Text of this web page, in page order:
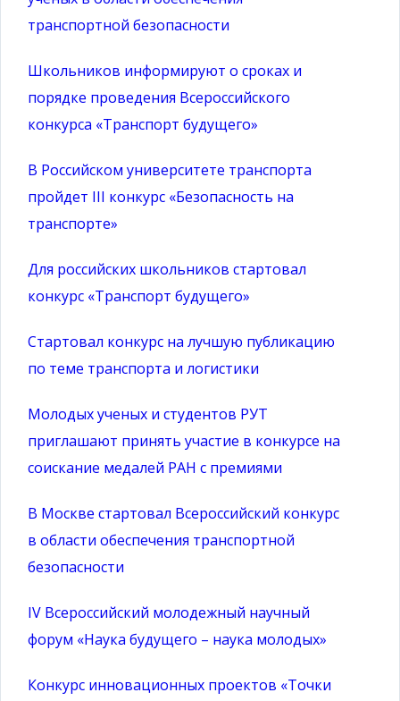
транспортной безопасности
Школьников информируют о сроках и
порядке проведения Всероссийского
конкурса «Транспорт будущего»
В Российском университете транспорта
пройдет III конкурс «Безопасность на
транспорте»
Для российских школьников стартовал
конкурс «Транспорт будущего»
Стартовал конкурс на лучшую публикацию
по теме транспорта и логистики
Молодых ученых и студентов РУТ
приглашают принять участие в конкурсе на
соискание медалей РАН с премиями
В Москве стартовал Всероссийский конкурс
в области обеспечения транспортной
безопасности
IV Всероссийский молодежный научный
форум «Наука будущего – наука молодых»
Конкурс инновационных проектов «Точки